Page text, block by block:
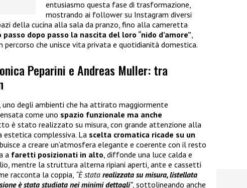
entusiasmo questa fase di trasformazione,
mostrando ai follower su Instagram diversi
della cucina alla sala da pranzo, fino alla cameretta
passo dopo passo la nascita del loro “nido d’amore”,
percorso che unisce vita privata e quotidianità domestica.
Peparini e Andreas Muller: tra
degli ambienti che ha attirato maggiormente
come uno spazio funzionale ma anche
è stato realizzato su misura, con grande attenzione alla
estetica complessiva. La scelta cromatica ricade su un
a creare un’atmosfera elegante e coerente con il resto
a faretti posizionati in alto , diffonde una luce calda e
mentre la struttura alterna ripiani aperti, ante e cassetti
racconta la coppia, “È stata realizzata su misura, listellata
è stata studiata nei minimi dettagli”, sottolineando anche